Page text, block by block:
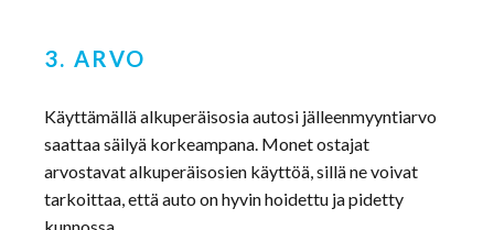
3. ARVO
Käyttämällä alkuperäisosia autosi jälleenmyyntiarvo
saattaa säilyä korkeampana. Monet ostajat
arvostavat alkuperäisosien käyttöä, sillä ne voivat
tarkoittaa, että auto on hyvin hoidettu ja pidetty